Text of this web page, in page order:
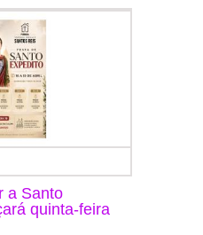
a Santo
quinta-feira